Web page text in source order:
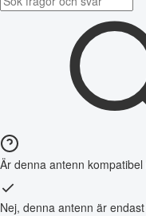
Är denna antenn
Nej, denna antenn är